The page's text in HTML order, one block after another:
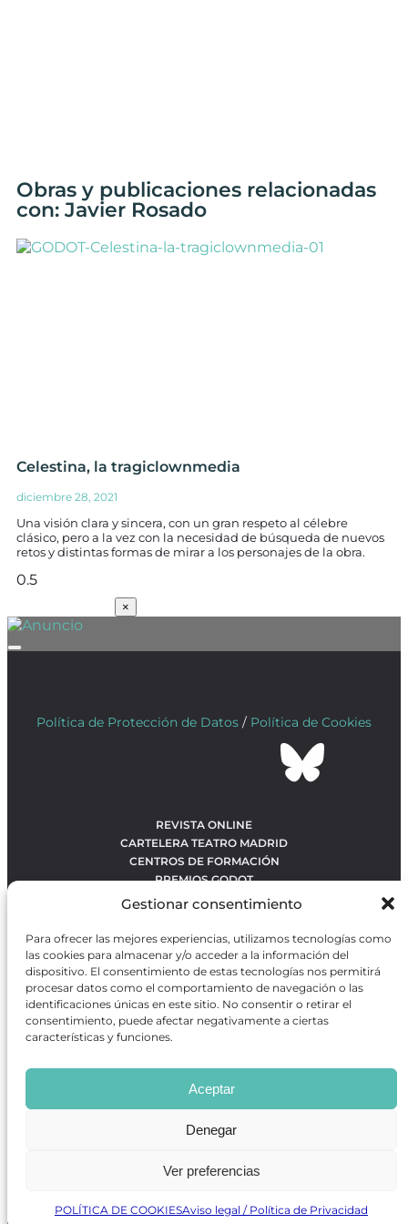
Gestionar consentimiento
Para ofrecer las mejores experiencias, utilizamos tecnologías como
las cookies para almacenar y/o acceder a la información del
dispositivo. El consentimiento de estas tecnologías nos permitirá
procesar datos como el comportamiento de navegación o las
identificaciones únicas en este sitio. No consentir o retirar el
consentimiento, puede afectar negativamente a ciertas
características y funciones.
Aceptar
Denegar
Ver preferencias
POLÍTICA DE COOKIESAviso legal / Política de Privacidad
Obras y publicaciones relacionadas
con: Javier Rosado
Celestina, la tragiclownmedia
diciembre 28, 2021
Una visión clara y sincera, con un gran respeto al célebre
clásico, pero a la vez con la necesidad de búsqueda de nuevos
retos y distintas formas de mirar a los personajes de la obra.
×
Política de Protección de Datos / Política de Cookies
REVISTA ONLINE
CARTELERA TEATRO MADRID
CENTROS DE FORMACIÓN
PREMIOS GODOT
CONTACTO
OBRAS MÁS VOTADAS
RANKING MEJORES OBRAS
BÚSQUEDA AVANZADA DE OBRAS
Revista GODOTes una revista independiente especializada
en información sobre artes escénicas de Madrid, gratuita y
que se distribuye en espacios escénicos, además de otros
puntos de interés turístico y de ocio de la capital.
Desarrollado por Precise Future